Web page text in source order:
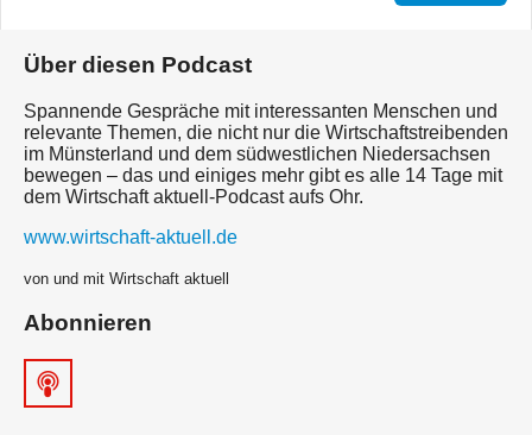
Über diesen Podcast
Spannende Gespräche mit interessanten Menschen und
relevante Themen, die nicht nur die Wirtschaftstreibenden
im Münsterland und dem südwestlichen Niedersachsen
bewegen – das und einiges mehr gibt es alle 14 Tage mit
dem Wirtschaft aktuell-Podcast aufs Ohr.
www.wirtschaft-aktuell.de
von und mit Wirtschaft aktuell
Abonnieren